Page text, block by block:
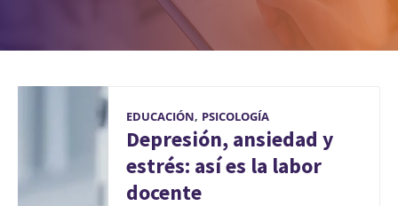
EDUCACIÓN, PSICOLOGÍA
Depresión, ansiedad y
estrés: así es la labor
docente